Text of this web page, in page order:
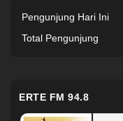
Pengunjung Hari Ini
Total Pengunjung
ERTE FM 94.8